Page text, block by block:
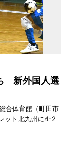
新外国人選
合体育館（町田市
ット北九州に4-2